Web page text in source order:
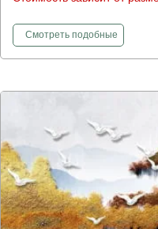
Смотретьфотообои
подобные